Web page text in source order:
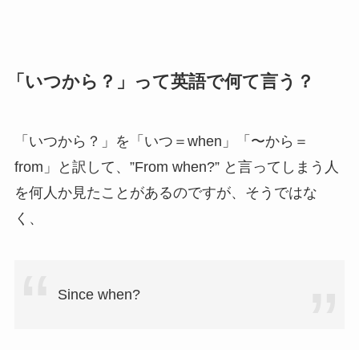
「いつから？」って英語で何て言う？
「いつから？」を「いつ＝when」「〜から＝
from」と訳して、”From when?” と言ってしまう人
を何人か見たことがあるのですが、そうではな
く、
Since when?